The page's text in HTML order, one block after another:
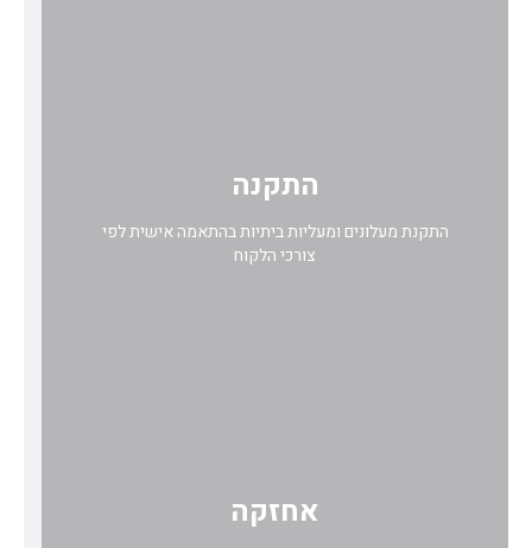
התקנה
התקנת מעלונים ומעליות ביתיות בהתאמה אישית לפי
צורכי הלקוח
אחזקה